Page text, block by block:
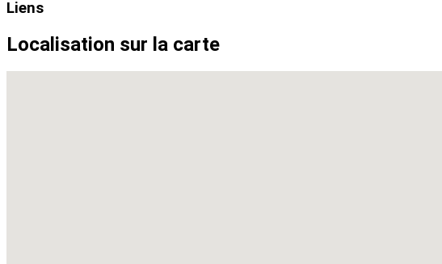
Liens
Localisation sur la carte